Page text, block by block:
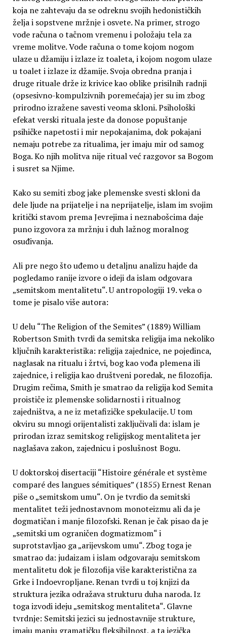
koja ne zahtevaju da se odreknu svojih hedonističkih
želja i sopstvene mržnje i osvete. Na primer, strogo
vode računa o tačnom vremenu i položaju tela za
vreme molitve. Vode računa o tome kojom nogom
ulaze u džamiju i izlaze iz toaleta, i kojom nogom ulaze
u toalet i izlaze iz džamije. Svoja obredna pranja i
druge rituale drže iz krivice kao oblike prisilnih radnji
(opsesivno-kompulzivnih poremećaja) jer su im zbog
prirodno izražene savesti veoma skloni. Psihološki
efekat verski rituala jeste da donose popuštanje
psihičke napetosti i mir nepokajanima, dok pokajani
nemaju potrebe za ritualima, jer imaju mir od samog
Boga. Ko njih molitva nije ritual već razgovor sa Bogom
i susret sa Njime.
Kako su semiti zbog jake plemenske svesti skloni da
dele ljude na prijatelje i na neprijatelje, islam im svojim
kritički stavom prema Jevrejima i neznabošcima daje
puno izgovora za mržnju i duh lažnog moralnog
osuđivanja.
Ali pre nego što uđemo u detaljnu analizu hajde da
pogledamo ranije izvore o ideji da islam odgovara
„semitskom mentalitetu“. U antropologiji 19. veka o
tome je pisalo više autora:
U delu “The Religion of the Semites” (1889) William
Robertson Smith tvrdi da semitska religija ima nekoliko
ključnih karakteristika: religija zajednice, ne pojedinca,
naglasak na ritualu i žrtvi, bog kao vođa plemena ili
zajednice, i religija kao društveni poredak, ne filozofija.
Drugim rečima, Smith je smatrao da religija kod Semita
proističe iz plemenske solidarnosti i ritualnog
zajedništva, a ne iz metafizičke spekulacije. U tom
okviru su mnogi orijentalisti zaključivali da: islam je
prirodan izraz semitskog religijskog mentaliteta jer
naglašava zakon, zajednicu i poslušnost Bogu.
U doktorskoj disertaciji “Histoire générale et système
comparé des langues sémitiques” (1855) Ernest Renan
piše o „semitskom umu“. On je tvrdio da semitski
mentalitet teži jednostavnom monoteizmu ali da je
dogmatičan i manje filozofski. Renan je čak pisao da je
„semitski um ograničen dogmatizmom“ i
suprotstavljao ga „arijevskom umu“. Zbog toga je
smatrao da: judaizam i islam odgovaraju semitskom
mentalitetu dok je filozofija više karakteristična za
Grke i Indoevropljane. Renan tvrdi u toj knjizi da
struktura jezika odražava strukturu duha naroda. Iz
toga izvodi ideju „semitskog mentaliteta“. Glavne
tvrdnje: Semitski jezici su jednostavnije strukture,
imaju manju gramatičku fleksibilnost, a ta jezička